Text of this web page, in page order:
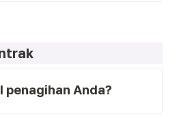
penagihan Anda?